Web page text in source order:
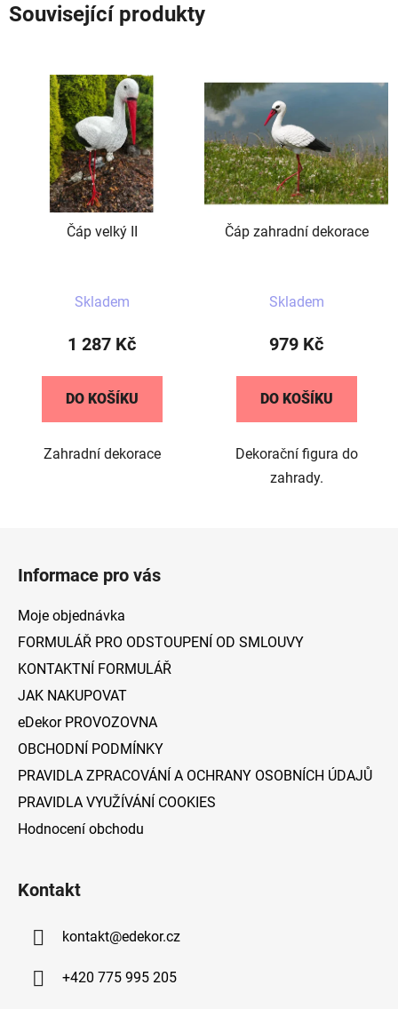
Související produkty
Čáp velký II
hodnocení
produktu
z
hvězdiček.
Skladem
1 287 Kč
DO KOŠÍKU
Zahradní dekorace
Čáp zahradní dekorace
Skladem
979 Kč
DO KOŠÍKU
Dekorační figura do
zahrady.
Informace pro vás
Moje objednávka
FORMULÁŘ PRO ODSTOUPENÍ OD SMLOUVY
KONTAKTNÍ FORMULÁŘ
JAK NAKUPOVAT
eDekor PROVOZOVNA
OBCHODNÍ PODMÍNKY
PRAVIDLA ZPRACOVÁNÍ A OCHRANY OSOBNÍCH ÚDAJŮ
PRAVIDLA VYUŽÍVÁNÍ COOKIES
Hodnocení obchodu
Kontakt
kontakt@edekor.cz
+420 775 995 205